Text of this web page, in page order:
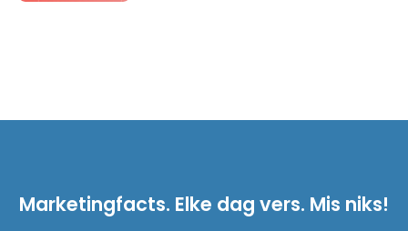
Marketingfacts. Elke dag vers. Mis niks!